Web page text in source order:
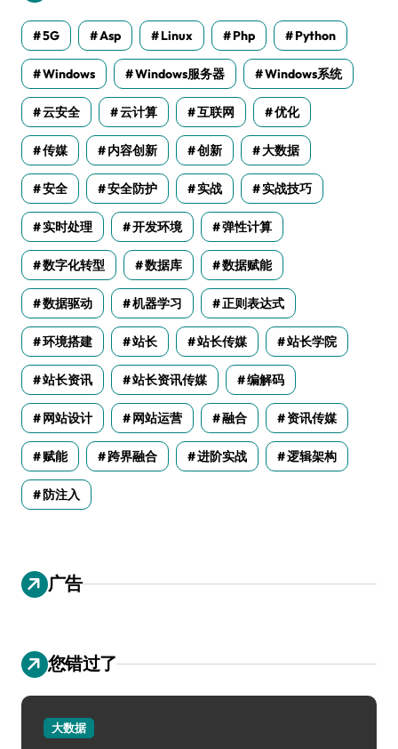
5G Asp Linux Php Python
Windows Windows服务器 Windows系统
云安全 云计算 互联网 优化
传媒 内容创新 创新 大数据
安全 安全防护 实战 实战技巧
实时处理 开发环境 弹性计算
数字化转型 数据库 数据赋能
数据驱动 机器学习 正则表达式
环境搭建 站长 站长传媒 站长学院
站长资讯 站长资讯传媒 编解码
网站设计 网站运营 融合 资讯传媒
赋能 跨界融合 进阶实战 逻辑架构
防注入
广告
您错过了
大数据